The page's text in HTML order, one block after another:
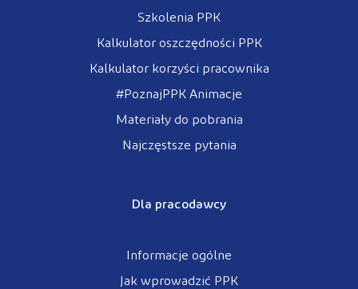
Szkolenia PPK
Kalkulator oszczędności PPK
Kalkulator korzyści pracownika
#PoznajPPK Animacje
Materiały do pobrania
Najczęstsze pytania
Dla pracodawcy
Informacje ogólne
Jak wprowadzić PPK